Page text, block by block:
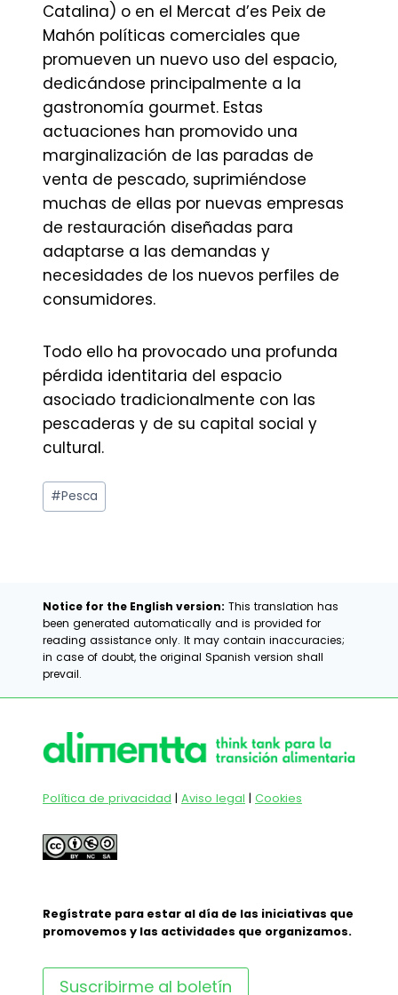
Catalina) o en el Mercat d’es Peix de
Mahón políticas comerciales que
promueven un nuevo uso del espacio,
dedicándose principalmente a la
gastronomía gourmet. Estas
actuaciones han promovido una
marginalización de las paradas de
venta de pescado, suprimiéndose
muchas de ellas por nuevas empresas
de restauración diseñadas para
adaptarse a las demandas y
necesidades de los nuevos perfiles de
consumidores.
Todo ello ha provocado una profunda
pérdida identitaria del espacio
asociado tradicionalmente con las
pescaderas y de su capital social y
cultural.
Etiquetas
de
#Pesca
Notice for the English version: This translation has
been generated automatically and is provided for
reading assistance only. It may contain inaccuracies;
in case of doubt, the original Spanish version shall
prevail.
Política de privacidad | Aviso legal | Cookies
Regístrate para estar al día de las iniciativas que
promovemos y las actividades que organizamos.
Suscribirme al boletín